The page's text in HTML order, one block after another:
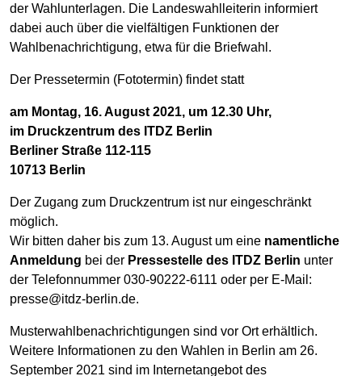
der Wahlunterlagen. Die Landeswahlleiterin informiert
dabei auch über die vielfältigen Funktionen der
Wahlbenachrichtigung, etwa für die Briefwahl.
Der Pressetermin (Fototermin) findet statt
am Montag, 16. August 2021, um 12.30 Uhr,
im Druckzentrum des ITDZ Berlin
Berliner Straße 112-115
10713 Berlin
Der Zugang zum Druckzentrum ist nur eingeschränkt
möglich.
Wir bitten daher bis zum 13. August um eine namentliche
Anmeldung bei der Pressestelle des ITDZ Berlin unter
der Telefonnummer 030-90222-6111 oder per E-Mail:
presse@itdz-berlin.de.
Musterwahlbenachrichtigungen sind vor Ort erhältlich.
Weitere Informationen zu den Wahlen in Berlin am 26.
September 2021 sind im Internetangebot des